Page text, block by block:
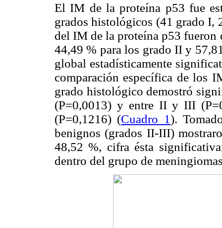
El IM de la proteína p53 fue
grados histológicos (41 grado
del IM de la proteína p53 fueron
44,49 % para los grado II y
global estadísticamente
comparación específica de los
grado histológico demostró
(P=0,0013) y entre II y III
(P=0,1216) (Cuadro 1).
benignos (grados II-III)
48,52 %, cifra ésta
dentro del grupo de